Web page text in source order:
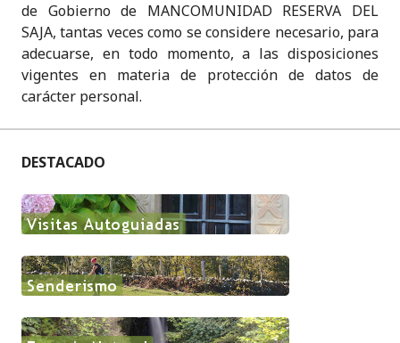
de Gobierno de MANCOMUNIDAD RESERVA DEL
SAJA, tantas veces como se considere necesario, para
adecuarse, en todo momento, a las disposiciones
vigentes en materia de protección de datos de
carácter personal.
DESTACADO